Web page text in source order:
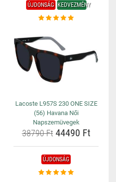
ÚJDONSÁG KEDVEZMÉNY
Lacoste L957S 230 ONE SIZE
(56) Havana Női
Napszemüvegek
38790 Ft44490 Ft
ÚJDONSÁG